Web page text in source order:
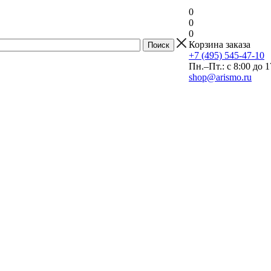
0
0
0
Корзина заказа
+7 (495) 545-47-10
Пн.–Пт.: с 8:00 до
shop@arismo.ru